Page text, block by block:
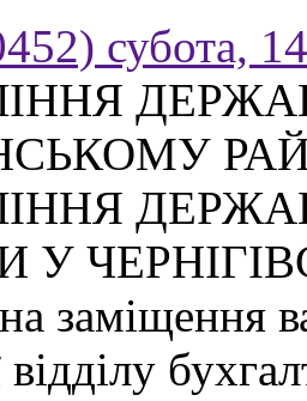
субота,
У
заміщення
відділу